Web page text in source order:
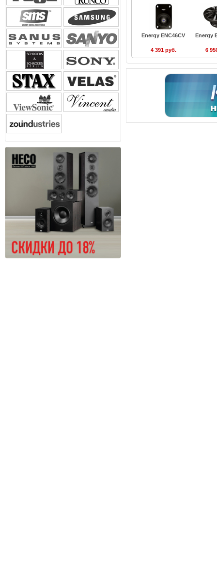
Energy ENC46CV
4 391 руб.
Energy
6